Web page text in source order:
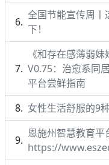
全国节能宣传周
下！
《和存在感薄弱妹
V0.75：治愈系同
平台尝鲜指南
女性生活舒服的9
恩施州智慧教育平
https://